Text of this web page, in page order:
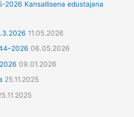
2026 Kansallisena edustajana
11.05.2026
06.05.2026
09.01.2026
25.11.2025